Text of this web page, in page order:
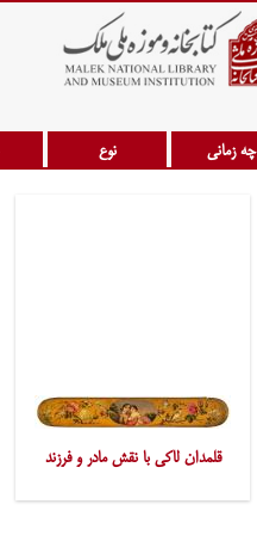
چه زمانی نوع
قلمدان لاکی با نقش مادر و فرزند